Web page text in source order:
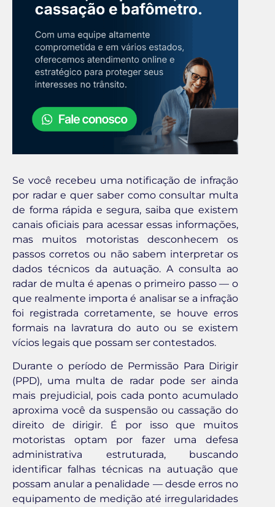
Se você recebeu uma notificação de infração
por radar e quer saber como consultar multa
de forma rápida e segura, saiba que existem
canais oficiais para acessar essas informações,
mas muitos motoristas desconhecem os
passos corretos ou não sabem interpretar os
dados técnicos da autuação. A consulta ao
radar de multa é apenas o primeiro passo — o
que realmente importa é analisar se a infração
foi registrada corretamente, se houve erros
formais na lavratura do auto ou se existem
vícios legais que possam ser contestados.
Durante o período de Permissão Para Dirigir
(PPD), uma multa de radar pode ser ainda
mais prejudicial, pois cada ponto acumulado
aproxima você da suspensão ou cassação do
direito de dirigir. É por isso que muitos
motoristas optam por fazer uma defesa
administrativa estruturada, buscando
identificar falhas técnicas na autuação que
possam anular a penalidade — desde erros no
equipamento de medição até irregularidades